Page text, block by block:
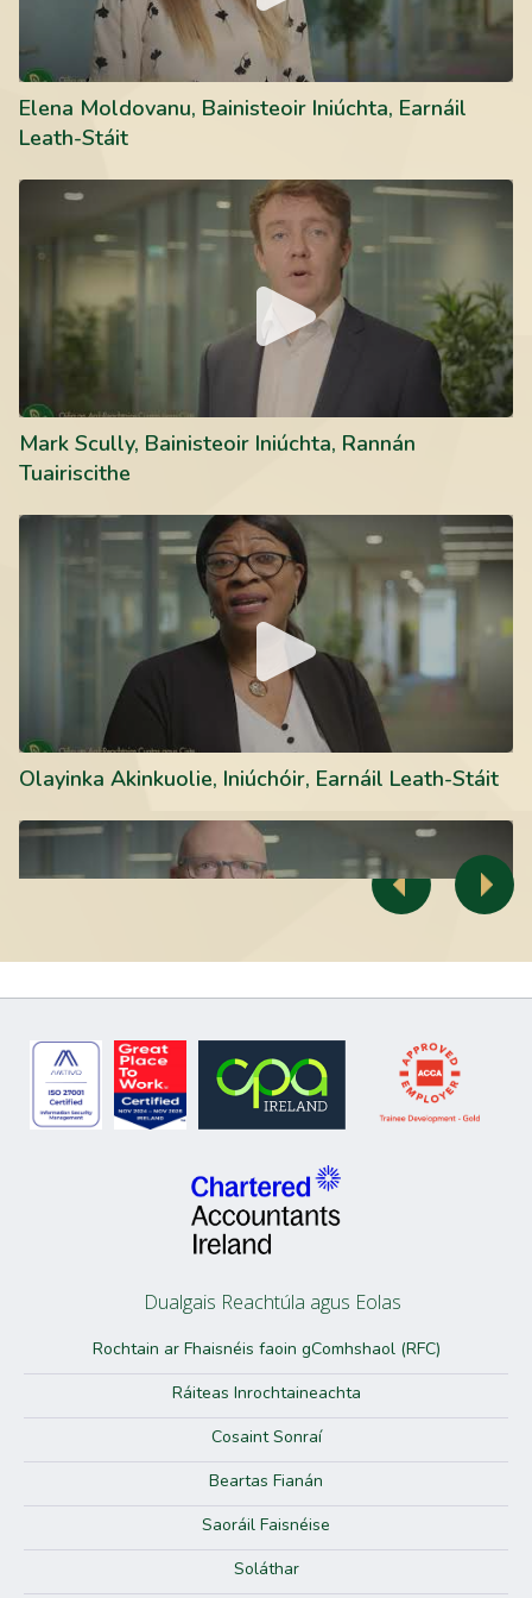
Previous
Elena Moldovanu, Bainisteoir Iniúchta, Earnáil
Leath-Stáit
Mark Scully, Bainisteoir Iniúchta, Rannán Tuairiscithe
Mark Scully, Bainisteoir Iniúchta, Rannán
Tuairiscithe
Olayinka Akinkuolie, Iniúchóir, Earnáil Leath-Stáit
Olayinka Akinkuolie, Iniúchóir, Earnáil Leath-Stáit
Leigh Walsh, Iniúchóir faoi Oiliúint, Rannán Tuairiscithe
Leigh Walsh, Iniúchóir faoi Oiliúint, Rannán
Tuairiscithe
Elena Moldovanu, Bainisteoir Iniúchta, Earnáil Leath-Stáit
Elena Moldovanu, Bainisteoir Iniúchta, Earnáil
Mark Scully, Bainisteoir Iniúchta, Rannán Tuairiscithe
Next
Dualgais Reachtúla agus Eolas
Rochtain ar Fhaisnéis faoin gComhshaol (RFC)
Ráiteas Inrochtaineachta
Cosaint Sonraí
Beartas Fianán
Saoráil Faisnéise
Soláthar